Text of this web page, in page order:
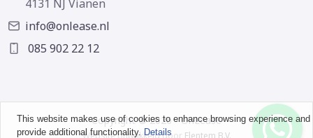
4131 NJ Vianen
info@onlease.nl
085 902 22 12
Copyright © 2026 - OnLease
Website ontwikkeld door Flentem B.V.
This website makes use of cookies to enhance browsing experience and
provide additional functionality. Details